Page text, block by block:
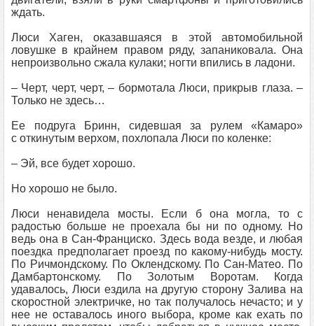
ждать.
Люси Хаген, оказавшаяся в этой автомобильной
ловушке в крайнем правом ряду, запаниковала. Она
непроизвольно сжала кулаки; ногти впились в ладони.
– Черт, черт, черт, – бормотала Люси, прикрыв глаза. –
Только не здесь…
Ее подруга Бринн, сидевшая за рулем «Камаро»
с откинутым верхом, похлопала Люси по коленке:
– Эй, все будет хорошо.
Но хорошо не было.
Люси ненавидела мосты. Если б она могла, то с
радостью больше не проехала бы ни по одному. Но
ведь она в Сан-Франциско. Здесь вода везде, и любая
поездка предполагает проезд по какому-нибудь мосту.
По Ричмондскому. По Оклендскому. По Сан-Матео. По
Дамбартонскому. По Золотым Воротам. Когда
удавалось, Люси ездила на другую сторону Залива на
скоростной электричке, но так получалось нечасто; и у
нее не оставалось иного выбора, кроме как ехать по